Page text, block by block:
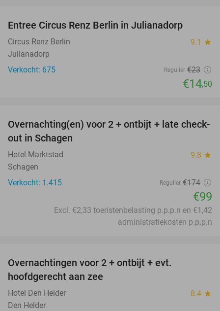
Entree Circus Renz Berlin in Julianadorp
Circus Renz Berlin 9.1 star
Julianadorp
Verkocht: 675
Regulier €23
€14,50
43%
Overnachting(en) voor 2 + ontbijt + late check-
out in Schagen
Hotel Marktstad 9.8 star
Schagen
Verkocht: 1.415
Regulier €174
€99
Excl. €2,33 toeristenbelasting p.p.p.n en €1,42
administratiekosten p.p.p.n
Overnachtingen voor 2 + ontbijt + evt.
hoofdgerecht aan zee
Hotel Den Helder 8.4 star
Den Helder